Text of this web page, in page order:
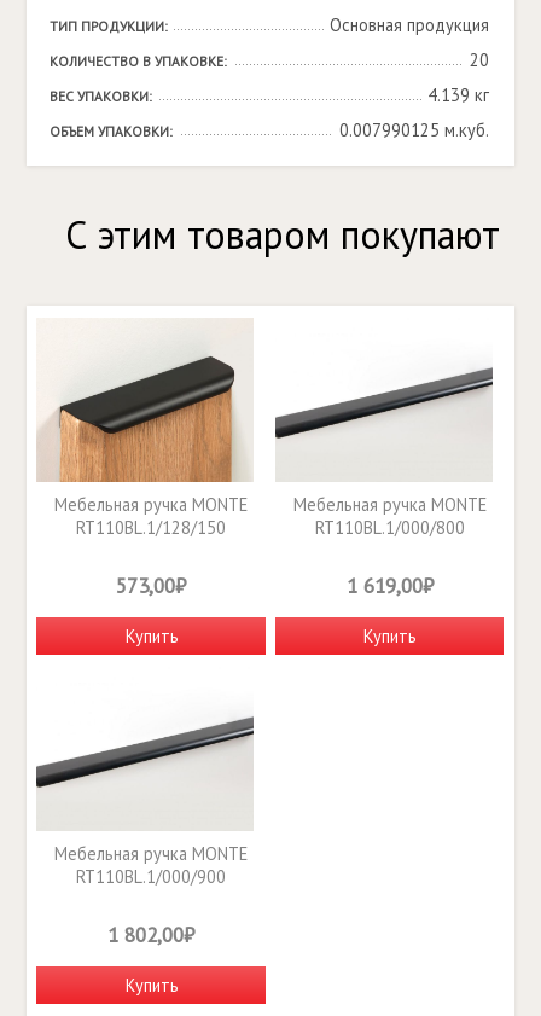
ТИП ПРОДУКЦИИ: Основная продукция
КОЛИЧЕСТВО В УПАКОВКЕ: 20
ВЕС УПАКОВКИ: 4.139 кг
ОБЪЕМ УПАКОВКИ: 0.007990125 м.куб.
С этим товаром покупают
Мебельная ручка MONTE
RT110BL.1/128/150
573,00₽
Купить
Мебельная ручка MONTE
RT110BL.1/000/800
1 619,00₽
Купить
Мебельная ручка MONTE
RT110BL.1/000/900
1 802,00₽
Купить